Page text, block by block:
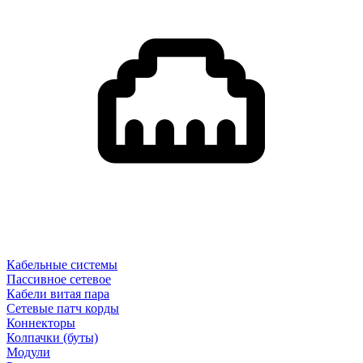
Кабельные системы
Пассивное сетевое
Кабели витая пара
Сетевые патч корды
Коннекторы
Колпачки (буты)
Модули